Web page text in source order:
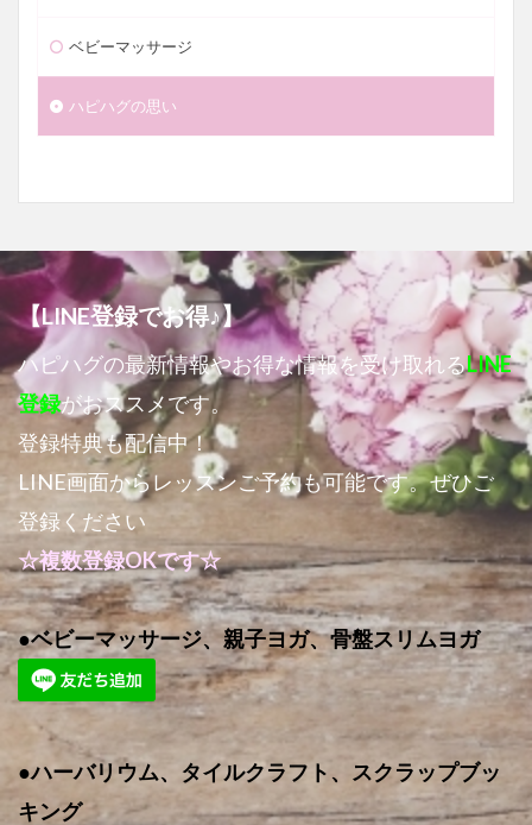
ベビーマッサージ
ハピハグの思い
【LINE登録でお得♪】
ハピハグの最新情報やお得な情報を受け取れるLINE
登録がおススメです。
登録特典も配信中！
LINE画面からレッスンご予約も可能です。ぜひご
登録ください
☆複数登録OKです☆
●ベビーマッサージ、親子ヨガ、骨盤スリムヨガ
●ハーバリウム、タイルクラフト、スクラップブッ
キング